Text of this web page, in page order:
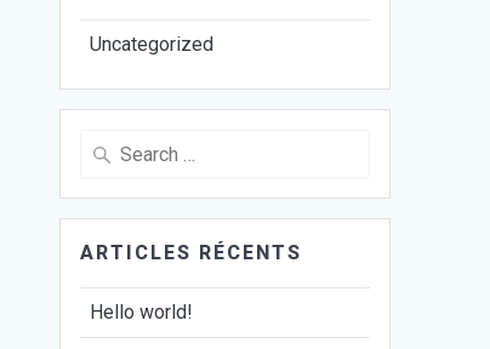
Uncategorized
Search
ARTICLES RÉCENTS
Hello world!